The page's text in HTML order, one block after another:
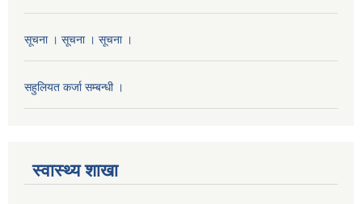
सूचना । सूचना । सूचना ।
सहुलियत कर्जा सम्बन्धी ।
स्वास्थ्य शाखा